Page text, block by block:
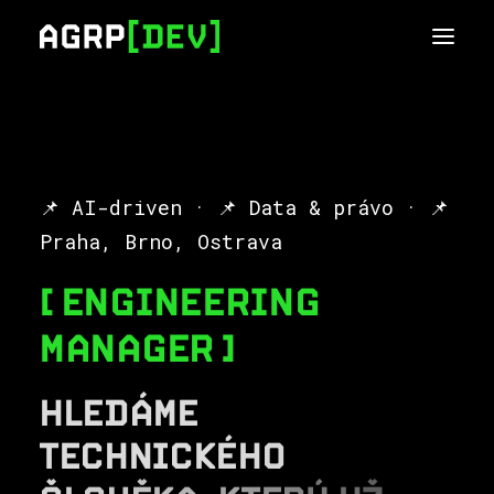
📌 AI-driven · 📌 Data & právo · 📌
Praha, Brno, Ostrava
ENGINEERING
MANAGER
HLEDÁME
TECHNICKÉHO